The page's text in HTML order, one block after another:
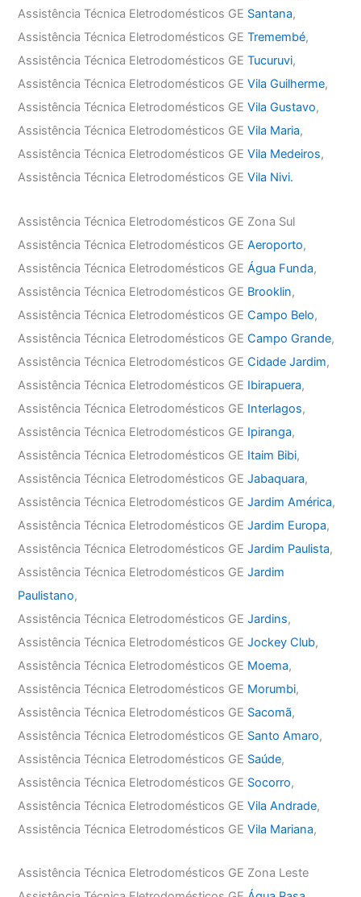
Assistência Técnica Eletrodomésticos GE Santana,
Assistência Técnica Eletrodomésticos GETremembé,
Assistência Técnica Eletrodomésticos GETucuruvi,
Assistência Técnica Eletrodomésticos GEVila Guilherme,
Assistência Técnica Eletrodomésticos GEVila Gustavo,
Assistência Técnica Eletrodomésticos GEVila Maria,
Assistência Técnica Eletrodomésticos GEVila Medeiros,
Assistência Técnica Eletrodomésticos GEVila Nivi.
Assistência Técnica Eletrodomésticos GE Zona Sul
Assistência Técnica Eletrodomésticos GEAeroporto,
Assistência Técnica Eletrodomésticos GEÁgua Funda,
Assistência Técnica Eletrodomésticos GE Brooklin,
Assistência Técnica Eletrodomésticos GECampo Belo,
Assistência Técnica Eletrodomésticos GECampo Grande,
Assistência Técnica Eletrodomésticos GECidade Jardim,
Assistência Técnica Eletrodomésticos GE Ibirapuera,
Assistência Técnica Eletrodomésticos GE Interlagos,
Assistência Técnica Eletrodomésticos GE Ipiranga,
Assistência Técnica Eletrodomésticos GE Itaim Bibi,
Assistência Técnica Eletrodomésticos GEJabaquara,
Assistência Técnica Eletrodomésticos GEJardim América,
Assistência Técnica Eletrodomésticos GEJardim Europa,
Assistência Técnica Eletrodomésticos GEJardim Paulista,
Assistência Técnica Eletrodomésticos GEJardim
Paulistano,
Assistência Técnica Eletrodomésticos GEJardins,
Assistência Técnica Eletrodomésticos GEJockey Club,
Assistência Técnica Eletrodomésticos GE Moema,
Assistência Técnica Eletrodomésticos GE Morumbi,
Assistência Técnica Eletrodomésticos GE Sacomã,
Assistência Técnica Eletrodomésticos GE Santo Amaro,
Assistência Técnica Eletrodomésticos GE Saúde,
Assistência Técnica Eletrodomésticos GE Socorro,
Assistência Técnica Eletrodomésticos GEVila Andrade,
Assistência Técnica Eletrodomésticos GEVila Mariana,
Assistência Técnica Eletrodomésticos GE Zona Leste